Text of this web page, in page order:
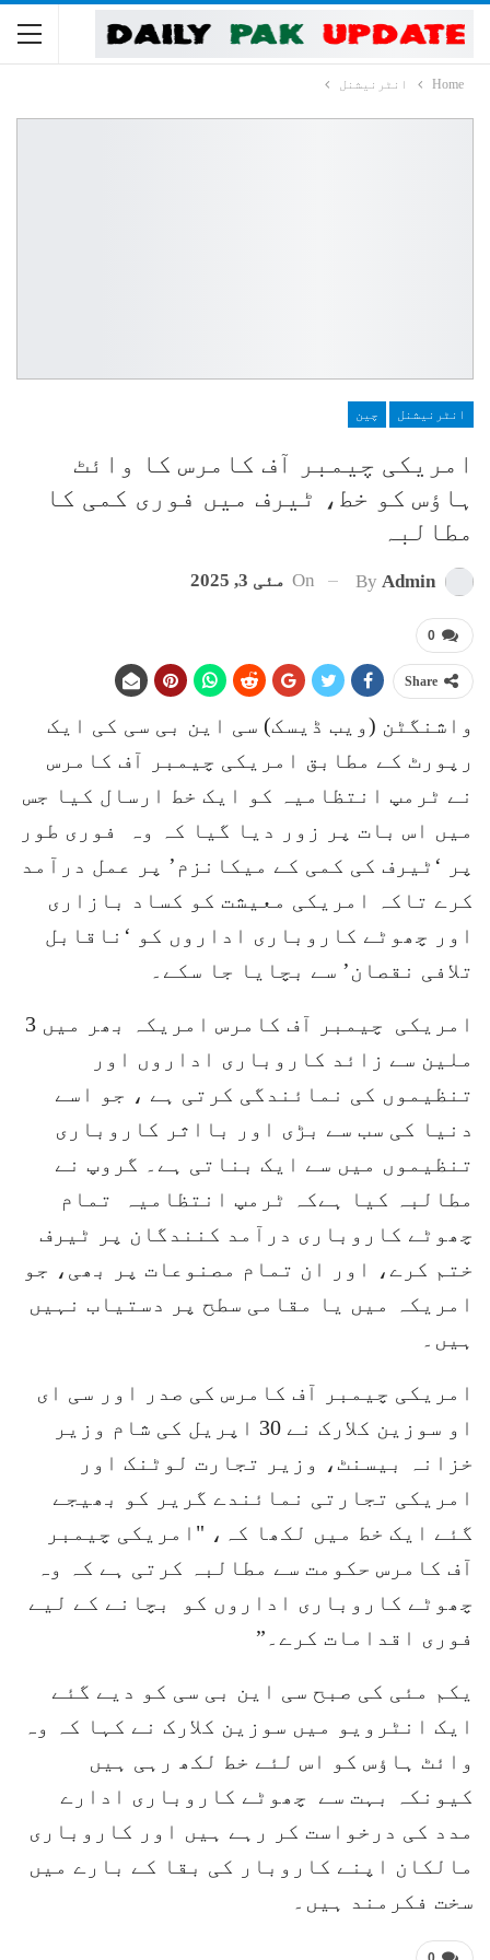
Home انٹرنیشنل
انٹرنیشنل چین
امریکی چیمبر آف کامرس کا وائٹ
ہاؤس کو خط، ٹیرف میں فوری کمی کا
مطالبہ
By Admin
On مئی 3, 2025
0
Share
واشنگٹن (ویب ڈیسک) سی این بی سی کی ایک
رپورٹ کے مطابق امریکی چیمبر آف کامرس
نے ٹرمپ انتظامیہ کو ایک خط ارسال کیا جس
میں اس بات پر زور دیا گیا کہ وہ فوری طور
پر ‘ٹیرف کی کمی کے میکانزم’ پر عمل درآمد
کرے تاکہ امریکی معیشت کو کساد بازاری
اور چھوٹے کاروباری اداروں کو ‘ناقابل
تلافی نقصان’ سے بچایا جا سکے۔
امریکی چیمبر آف کامرس امریکہ بھر میں 3
ملین سے زائد کاروباری اداروں اور
تنظیموں کی نمائندگی کرتی ہے ، جو اسے
دنیا کی سب سے بڑی اور بااثر کاروباری
تنظیموں میں سے ایک بناتی ہے۔ گروپ نے
مطالبہ کیا ہےکہ ٹرمپ انتظامیہ تمام
چھوٹے کاروباری درآمد کنندگان پر ٹیرف
ختم کرے، اور ان تمام مصنوعات پر بھی، جو
امریکہ میں یا مقامی سطح پر دستیاب نہیں
ہیں۔
امریکی چیمبر آف کامرس کی صدر اور سی ای
او سوزین کلارک نے 30 اپریل کی شام وزیر
خزانہ بیسنٹ، وزیر تجارت لوٹنک اور
امریکی تجارتی نمائندے گریر کو بھیجے
گئے ایک خط میں لکھا کہ، "امریکی چیمبر
آف کامرس حکومت سے مطالبہ کرتی ہے کہ وہ
چھوٹے کاروباری اداروں کو بچانے کے لیے
فوری اقدامات کرے۔”
یکم مئی کی صبح سی این بی سی کو دیے گئے
ایک انٹرویو میں سوزین کلارک نے کہا کہ وہ
وائٹ ہاؤس کو اس لئے خط لکھ رہی ہیں
کیونکہ بہت سے چھوٹے کاروباری ادارے
مدد کی درخواست کر رہے ہیں اور کاروباری
مالکان اپنے کاروبار کی بقا کے بارے میں
سخت فکرمند ہیں۔